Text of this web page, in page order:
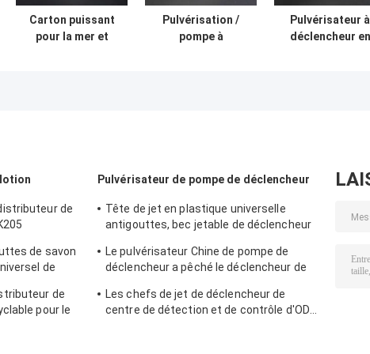
Carton puissant
pour la mer et
Pulvérisation /
pompe à
Pulvérisateur à
déclencheur en
de
de savon
de
de
pour le
Pulvérisateur de pompe de déclencheur
Tête de jet en plastique universelle
antigouttes, bec jetable de déclencheur
Le pulvérisateur Chine de pompe de
déclencheur a pêché le déclencheur de
Les chefs de jet de déclencheur de
centre de détection et de contrôle d'ODM